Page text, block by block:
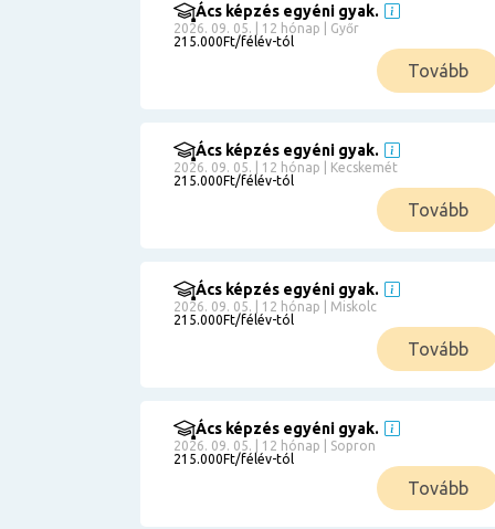
Ács képzés egyéni gyak.
2026. 09. 05. | 12 hónap | Győr
215.000Ft/félév-tól
Tovább
Ács képzés egyéni gyak.
2026. 09. 05. | 12 hónap | Kecskemét
215.000Ft/félév-tól
Tovább
Ács képzés egyéni gyak.
2026. 09. 05. | 12 hónap | Miskolc
215.000Ft/félév-tól
Tovább
Ács képzés egyéni gyak.
2026. 09. 05. | 12 hónap | Sopron
215.000Ft/félév-tól
Tovább